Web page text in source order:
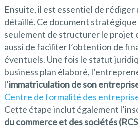
Ensuite, il est essentiel de rédiger
détaillé. Ce document
seulement de structurer le projet
aussi de faciliter l’obtention de
éventuels. Une fois le statut
business plan élaboré,
l’immatriculation de son
Centre de formalité des
Cette étape inclut également
du commerce et des sociétés